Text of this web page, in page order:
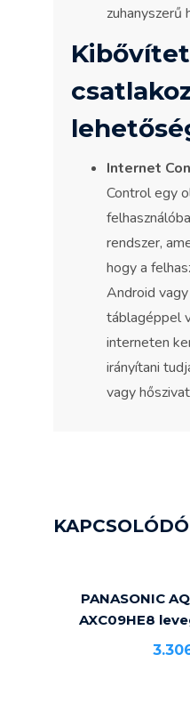
Internet
Control egy
rendszer,
hogy a
Android
táblagéppel
interneten
irányítani
vagy
PANASONIC
AXC09HE8